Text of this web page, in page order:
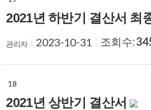
2021년 하반기 결산서 최
관리자 2023-10-31 조회수:
18
2021년 상반기 결산서